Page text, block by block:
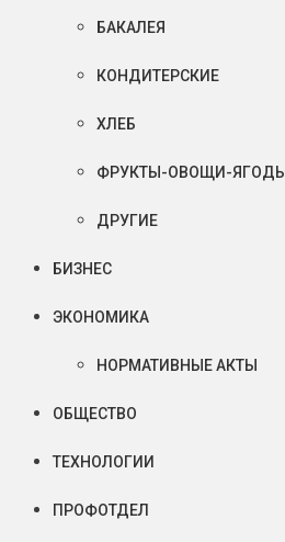
БАКАЛЕЯ
КОНДИТЕРСКИЕ
ХЛЕБ
ФРУКТЫ-ОВОЩИ-ЯГОДЫ
ДРУГИЕ
БИЗНЕС
ЭКОНОМИКА
НОРМАТИВНЫЕ АКТЫ
ОБЩЕСТВО
ТЕХНОЛОГИИ
ПРОФОТДЕЛ